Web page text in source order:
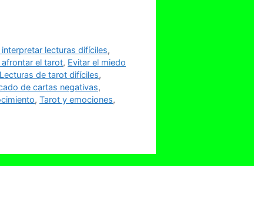
lecturas difíciles,
el tarot, Evitar el miedo
Lecturas de tarot difíciles,
de cartas negativas,
, Tarot y emociones,